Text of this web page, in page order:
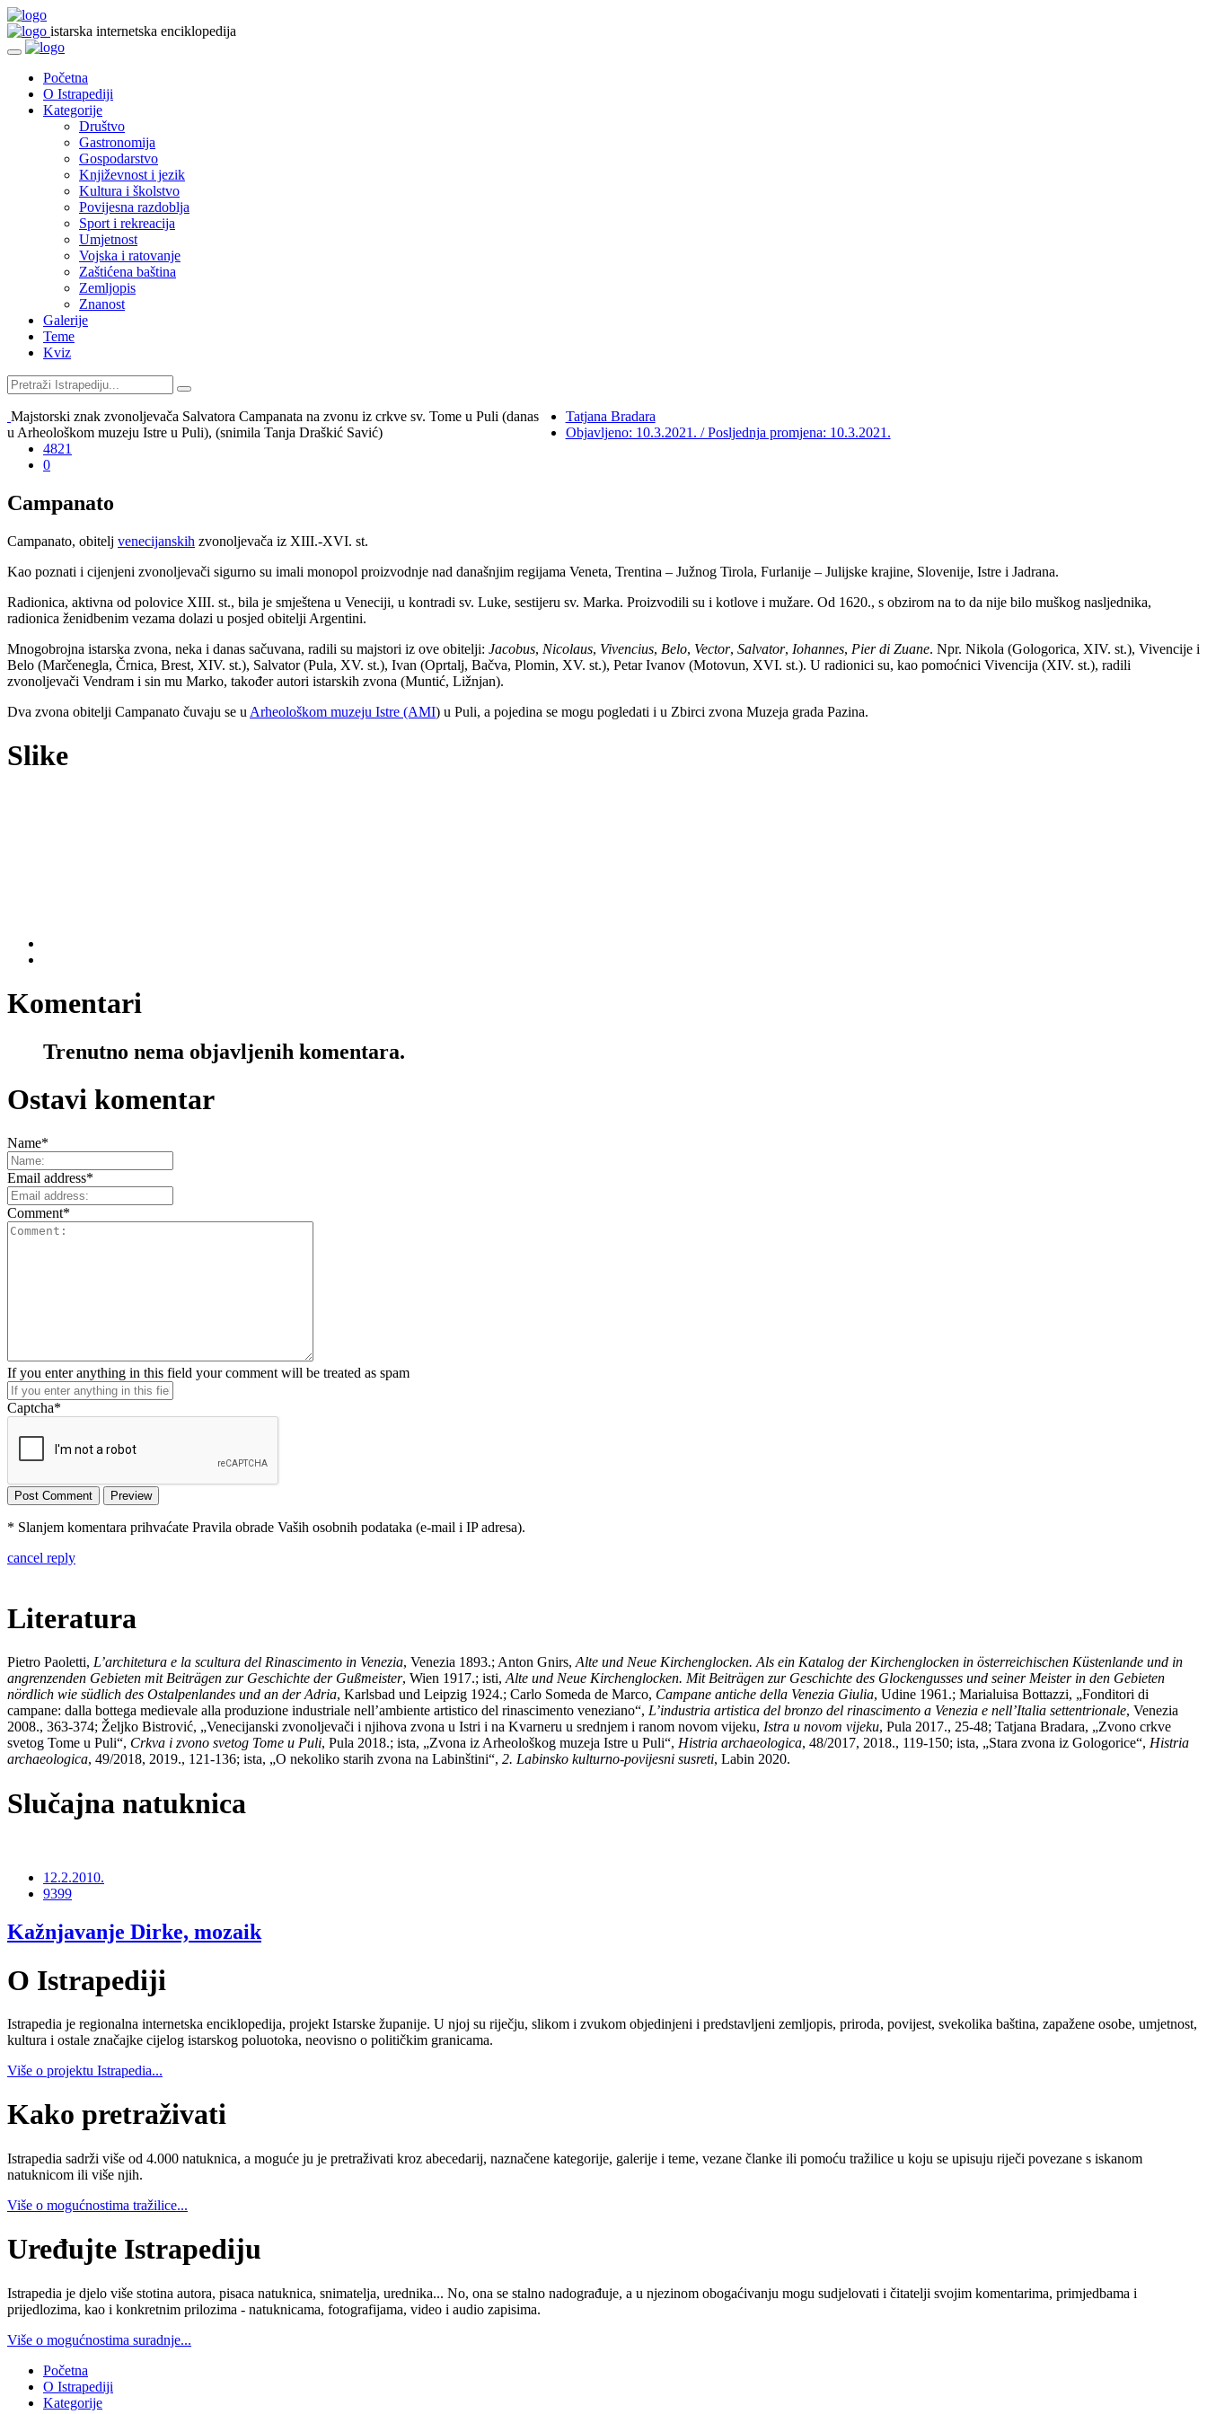
istarska internetska enciklopedija
Početna
O Istrapediji
Kategorije
Društvo
Gastronomija
Gospodarstvo
Književnost i jezik
Kultura i školstvo
Povijesna razdoblja
Sport i rekreacija
Umjetnost
Vojska i ratovanje
Zaštićena baština
Zemljopis
Znanost
Galerije
Teme
Kviz
Majstorski znak zvonoljevača Salvatora Campanata na zvonu iz crkve sv. Tome u Puli (danas
u Arheološkom muzeju Istre u Puli), (snimila Tanja Draškić Savić)
Tatjana Bradara
Objavljeno: 10.3.2021. / Posljednja promjena: 10.3.2021.
4821
0
Campanato
Campanato, obitelj venecijanskih zvonoljevača iz XIII.-XVI. st.
Kao poznati i cijenjeni zvonoljevači sigurno su imali monopol proizvodnje nad današnjim regijama Veneta, Trentina – Južnog Tirola, Furlanije – Julijske krajine, Slovenije, Istre i Jadrana.
Radionica, aktivna od polovice XIII. st., bila je smještena u Veneciji, u kontradi sv. Luke, sestijeru sv. Marka. Proizvodili su i kotlove i mužare. Od 1620., s obzirom na to da nije bilo muškog nasljednika,
radionica ženidbenim vezama dolazi u posjed obitelji Argentini.
Mnogobrojna istarska zvona, neka i danas sačuvana, radili su majstori iz ove obitelji: Jacobus, Nicolaus, Vivencius, Belo, Vector, Salvator, Iohannes, Pier di Zuane. Npr. Nikola (Gologorica, XIV. st.), Vivencije i
Belo (Marčenegla, Črnica, Brest, XIV. st.), Salvator (Pula, XV. st.), Ivan (Oprtalj, Bačva, Plomin, XV. st.), Petar Ivanov (Motovun, XVI. st.). U radionici su, kao pomoćnici Vivencija (XIV. st.), radili
zvonoljevači Vendram i sin mu Marko, također autori istarskih zvona (Muntić, Ližnjan).
Dva zvona obitelji Campanato čuvaju se u Arheološkom muzeju Istre (AMI) u Puli, a pojedina se mogu pogledati i u Zbirci zvona Muzeja grada Pazina.
Slike
Komentari
Trenutno nema objavljenih komentara.
Ostavi komentar
Name*
Email address*
Comment*
If you enter anything in this field your comment will be treated as spam
Captcha*
* Slanjem komentara prihvaćate Pravila obrade Vaših osobnih podataka (e-mail i IP adresa).
cancel reply
Literatura
Pietro Paoletti, L’architetura e la scultura del Rinascimento in Venezia, Venezia 1893.; Anton Gnirs, Alte und Neue Kirchenglocken. Als ein Katalog der Kirchenglocken in österreichischen Küstenlande und in
angrenzenden Gebieten mit Beiträgen zur Geschichte der Gußmeister, Wien 1917.; isti, Alte und Neue Kirchenglocken. Mit Beiträgen zur Geschichte des Glockengusses und seiner Meister in den Gebieten
nördlich wie südlich des Ostalpenlandes und an der Adria, Karlsbad und Leipzig 1924.; Carlo Someda de Marco, Campane antiche della Venezia Giulia, Udine 1961.; Marialuisa Bottazzi, „Fonditori di
campane: dalla bottega medievale alla produzione industriale nell’ambiente artistico del rinascimento veneziano“, L’industria artistica del bronzo del rinascimento a Venezia e nell’Italia settentrionale, Venezia
2008., 363-374; Željko Bistrović, „Venecijanski zvonoljevači i njihova zvona u Istri i na Kvarneru u srednjem i ranom novom vijeku, Istra u novom vijeku, Pula 2017., 25-48; Tatjana Bradara, „Zvono crkve
svetog Tome u Puli“, Crkva i zvono svetog Tome u Puli, Pula 2018.; ista, „Zvona iz Arheološkog muzeja Istre u Puli“, Histria archaeologica, 48/2017, 2018., 119-150; ista, „Stara zvona iz Gologorice“, Histria
archaeologica, 49/2018, 2019., 121-136; ista, „O nekoliko starih zvona na Labinštini“, 2. Labinsko kulturno-povijesni susreti, Labin 2020.
Slučajna natuknica
12.2.2010.
9399
Kažnjavanje Dirke, mozaik
O Istrapediji
Istrapedia je regionalna internetska enciklopedija, projekt Istarske županije. U njoj su riječju, slikom i zvukom objedinjeni i predstavljeni zemljopis, priroda, povijest, svekolika baština, zapažene osobe, umjetnost,
kultura i ostale značajke cijelog istarskog poluotoka, neovisno o političkim granicama.
Više o projektu Istrapedia...
Kako pretraživati
Istrapedia sadrži više od 4.000 natuknica, a moguće ju je pretraživati kroz abecedarij, naznačene kategorije, galerije i teme, vezane članke ili pomoću tražilice u koju se upisuju riječi povezane s iskanom
natuknicom ili više njih.
Više o mogućnostima tražilice...
Uređujte Istrapediju
Istrapedia je djelo više stotina autora, pisaca natuknica, snimatelja, urednika... No, ona se stalno nadograđuje, a u njezinom obogaćivanju mogu sudjelovati i čitatelji svojim komentarima, primjedbama i
prijedlozima, kao i konkretnim prilozima - natuknicama, fotografijama, video i audio zapisima.
Više o mogućnostima suradnje...
Početna
O Istrapediji
Kategorije